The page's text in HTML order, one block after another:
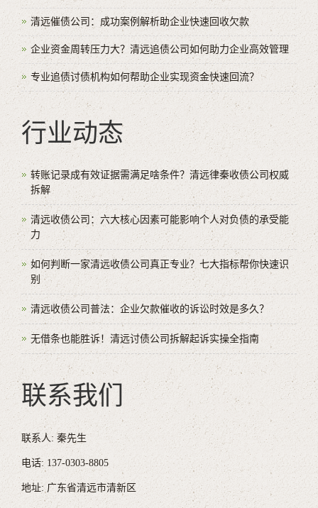
清远催债公司：成功案例解析助企业快速回收欠款
企业资金周转压力大？清远追债公司如何助力企业高效管理
专业追债讨债机构如何帮助企业实现资金快速回流？
行业动态
转账记录成有效证据需满足啥条件？清远律秦收债公司权威
拆解
清远收债公司：六大核心因素可能影响个人对负债的承受能
力
如何判断一家清远收债公司真正专业？七大指标帮你快速识
别
清远收债公司普法：企业欠款催收的诉讼时效是多久？
无借条也能胜诉！清远讨债公司拆解起诉实操全指南
联系我们
联系人: 秦先生
电话: 137-0303-8805
地址: 广东省清远市清新区